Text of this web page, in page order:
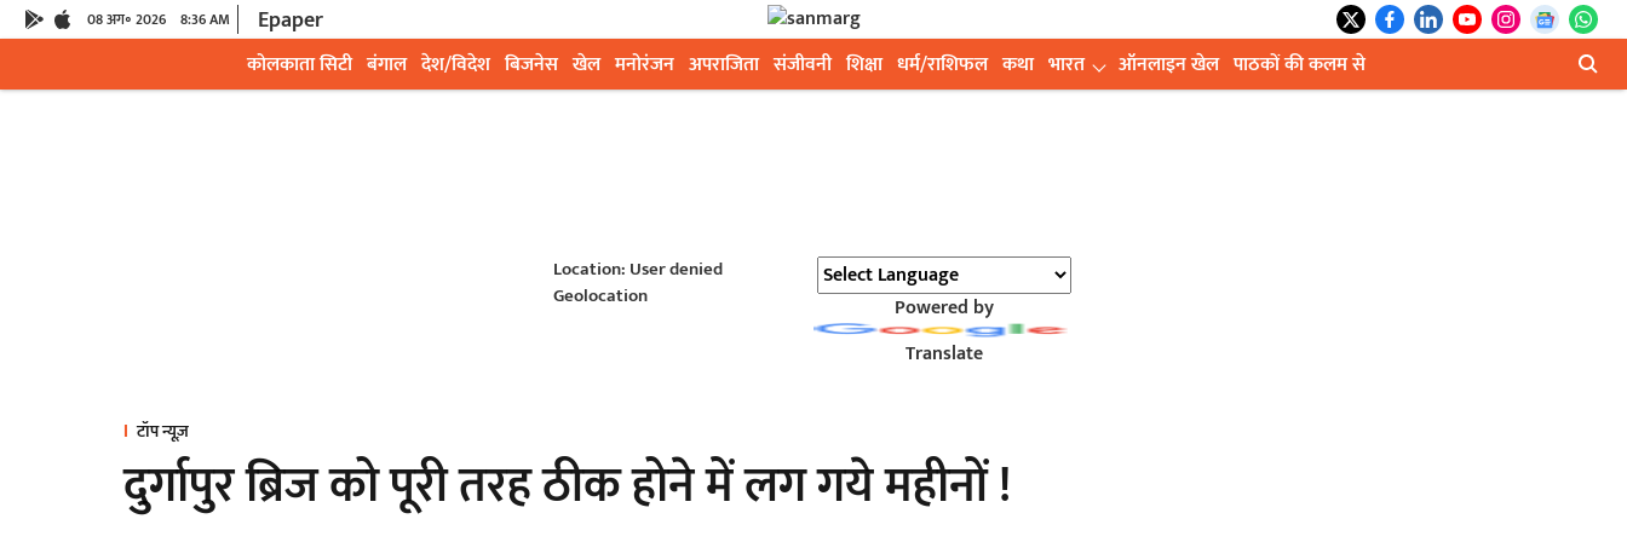
08 अग॰ 2026 8:36 AM Epaper
कोलकाता सिटी बंगाल देश/विदेश बिजनेस खेल मनोरंजन अपराजिता संजीवनी शिक्षा धर्म/राशिफल कथा भारत ऑनलाइन खेल पाठकों की कलम से
Location: User denied
Geolocation
Powered by
Translate
टॉप न्यूज़
दुर्गापुर ब्रिज को पूरी तरह ठीक होने में लग गये महीनों !